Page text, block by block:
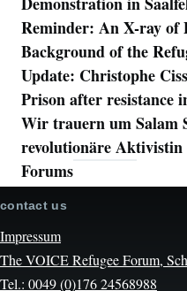
Reminder: An X-ray of
Background of the
Update: Christophe
Prison after resistance
Wir trauern um Salam
revolutionäre Aktivistin
Forums
contact us
Impressum
The VOICE Refugee Forum,
Tel.: 0049 (0)176 24568988